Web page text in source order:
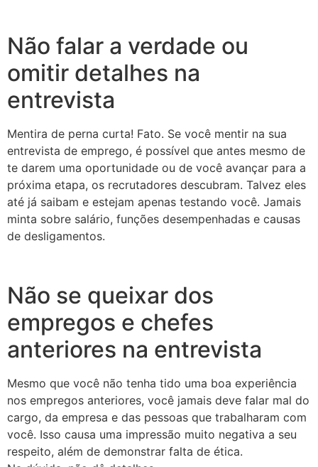
Não falar a verdade ou
omitir detalhes na
entrevista
Mentira de perna curta! Fato. Se você mentir na sua
entrevista de emprego, é possível que antes mesmo de
te darem uma oportunidade ou de você avançar para a
próxima etapa, os recrutadores descubram. Talvez eles
até já saibam e estejam apenas testando você. Jamais
minta sobre salário, funções desempenhadas e causas
de desligamentos.
Não se queixar dos
empregos e chefes
anteriores na entrevista
Mesmo que você não tenha tido uma boa experiência
nos empregos anteriores, você jamais deve falar mal do
cargo, da empresa e das pessoas que trabalharam com
você. Isso causa uma impressão muito negativa a seu
respeito, além de demonstrar falta de ética.